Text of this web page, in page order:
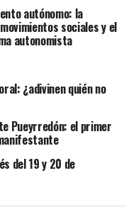
autónomo: la
sociales y el
autonomista
¿adivinen quién no
Pueyrredón: el primer
del 19 y 20 de